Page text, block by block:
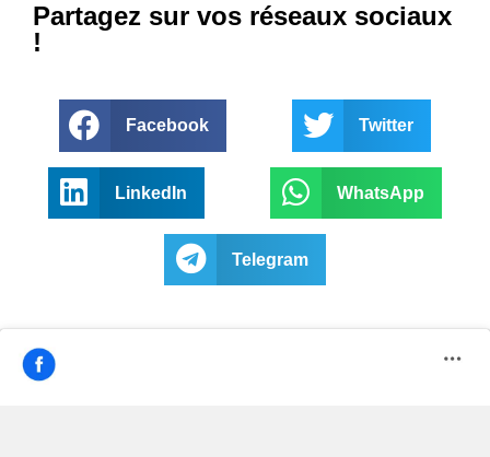
Partagez sur vos réseaux sociaux
!
Facebook Twitter
LinkedIn WhatsApp
Telegram